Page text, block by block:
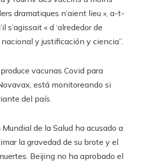
dramatiques n’aient lieu », a-t-
s’agissait « d ‘alrededor de
nacional y justificación y ciencia”.
vacunas Covid para
está monitoreando si
del país.
de la Salud ha acusado a
la gravedad de su brote y el
Beijing no ha aprobado el